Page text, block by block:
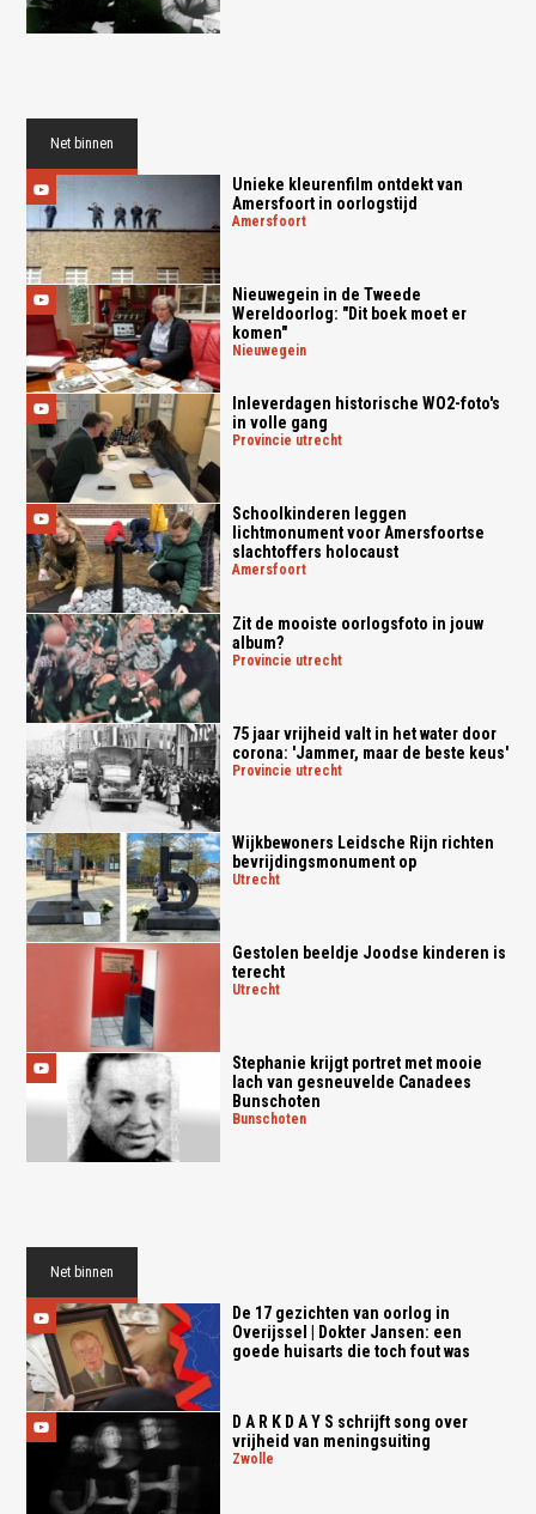
Net binnen
Unieke kleurenfilm ontdekt van
Amersfoort in oorlogstijd
amersfoort
Nieuwegein in de Tweede
Wereldoorlog: "Dit boek moet er
komen"
nieuwegein
Inleverdagen historische WO2-foto's
in volle gang
provincie utrecht
Schoolkinderen leggen
lichtmonument voor Amersfoortse
slachtoffers holocaust
amersfoort
Zit de mooiste oorlogsfoto in jouw
album?
provincie utrecht
75 jaar vrijheid valt in het water door
corona: 'Jammer, maar de beste keus'
provincie utrecht
Wijkbewoners Leidsche Rijn richten
bevrijdingsmonument op
utrecht
Gestolen beeldje Joodse kinderen is
terecht
utrecht
Stephanie krijgt portret met mooie
lach van gesneuvelde Canadees
Bunschoten
bunschoten
Net binnen
De 17 gezichten van oorlog in
Overijssel | Dokter Jansen: een
goede huisarts die toch fout was
D A R K D A Y S schrijft song over
vrijheid van meningsuiting
zwolle